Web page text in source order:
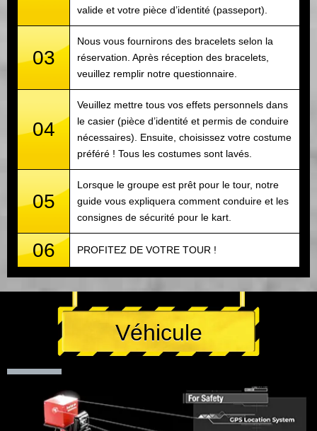
valide et votre pièce d’identité (passeport).
03
Nous vous fournirons des bracelets selon la
réservation. Après réception des bracelets,
veuillez remplir notre questionnaire.
04
Veuillez mettre tous vos effets personnels dans
le casier (pièce d’identité et permis de conduire
nécessaires). Ensuite, choisissez votre costume
préféré ! Tous les costumes sont lavés.
05
Lorsque le groupe est prêt pour le tour, notre
guide vous expliquera comment conduire et les
consignes de sécurité pour le kart.
06 PROFITEZ DE VOTRE TOUR !
Véhicule